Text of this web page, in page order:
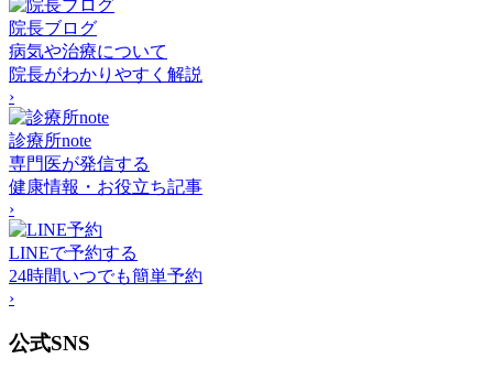
院長ブログ
病気や治療について
院長がわかりやすく解説
›
診療所note
専門医が発信する
健康情報・お役立ち記事
›
LINEで予約する
24時間いつでも簡単予約
›
公式SNS